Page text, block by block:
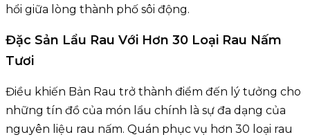
hổi giữa lòng thành phố sôi động.
Đặc Sản Lẩu Rau Với Hơn 30 Loại Rau Nấm
Tươi
Điều khiến Bản Rau trở thành điểm đến lý tưởng cho
những tín đồ của món lẩu chính là sự đa dạng của
nguyên liệu rau nấm. Quán phục vụ hơn 30 loại rau